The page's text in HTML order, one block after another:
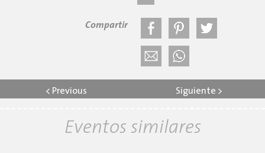
Compartir
< Previous Siguiente >
Eventos similares